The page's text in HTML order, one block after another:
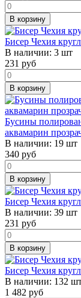
В корзину
Бисер Чехия
В наличии: 3 шт
231 руб
В корзину
Бусины
аквамарин
В наличии: 19 шт
340 руб
В корзину
Бисер Чехия
В наличии: 39 шт
231 руб
В корзину
Бисер Чехия
В наличии: 132
1 482 руб